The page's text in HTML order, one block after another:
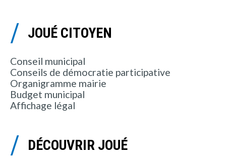
JOUÉ CITOYEN
Conseil municipal
Conseils de démocratie participative
Organigramme mairie
Budget municipal
Affichage légal
DÉCOUVRIR JOUÉ